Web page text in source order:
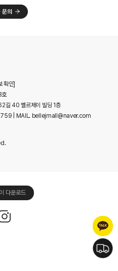
확인]
호
길 40 벨르제이 빌딩 1층
| MAIL. bellejmall@naver.com
다운로드